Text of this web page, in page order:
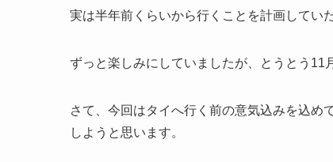
実は半年前くらいから行くことを計画してい
ずっと楽しみにしていましたが、とうとう11
さて、今回はタイへ行く前の意気込みを込め
しようと思います。